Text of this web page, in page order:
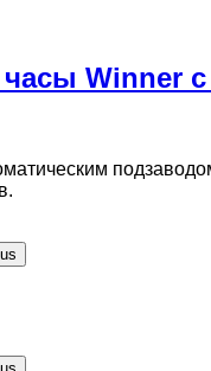
Winner